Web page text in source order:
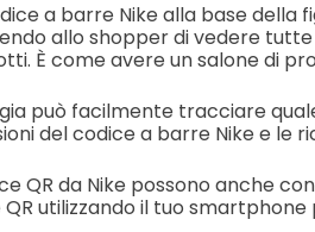
a barre Nike alla base della
allo shopper di vedere tutte
È come avere un salone di
può facilmente tracciare
del codice a barre Nike e le
QR da Nike possono anche
utilizzando il tuo